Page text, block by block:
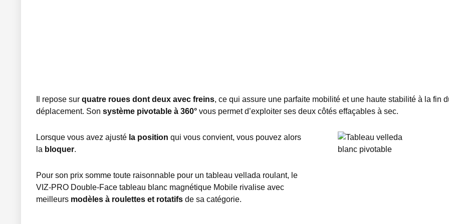
Il repose sur quatre roues dont deux avec freins, ce qui assure une parfaite mobilité et une haute stabilité à la fin
déplacement. Son système pivotable à 360° vous permet d’exploiter ses deux côtés effaçables à sec.
Lorsque vous avez ajusté la position qui vous convient, vous pouvez alors
la bloquer.
Pour son prix somme toute raisonnable pour un tableau vellada roulant, le
VIZ-PRO Double-Face tableau blanc magnétique Mobile rivalise avec
meilleurs modèles à roulettes et rotatifs de sa catégorie.